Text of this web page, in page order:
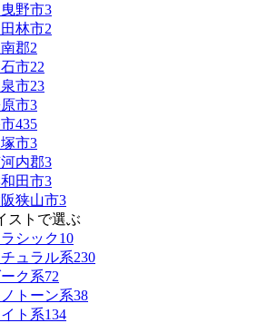
野市3
林市2
郡2
市22
市23
市3
435
塚市3
内郡3
田市3
狭山市3
ストで選ぶ
シック10
ュラル系230
ク系72
トーン系38
ト系134